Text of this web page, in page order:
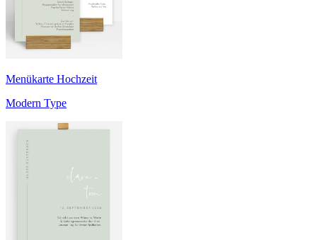
Menükarte Hochzeit
Modern Type